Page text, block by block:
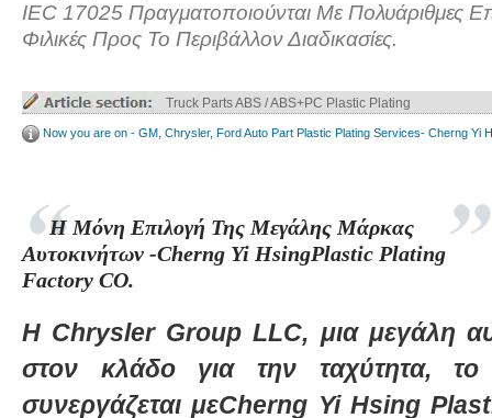
IEC 17025 Πραγματοποιούνται Με Πολυάριθμες
Φιλικές Προς Το Περιβάλλον Διαδικασίες.
Truck Parts ABS / ABS+PC Plastic Plating
Now you are on - GM, Chrysler, Ford Auto Part Plastic Plating Services- Cherng Yi
Η Μόνη Επιλογή Της Μεγάλης Μάρκας
Αυτοκινήτων -Cherng Yi HsingPlastic Plating
Factory CO.
Η Chrysler Group LLC, μια μεγάλη
στον κλάδο για την ταχύτητα, το
συνεργάζεται μεCherng Yi Hsing